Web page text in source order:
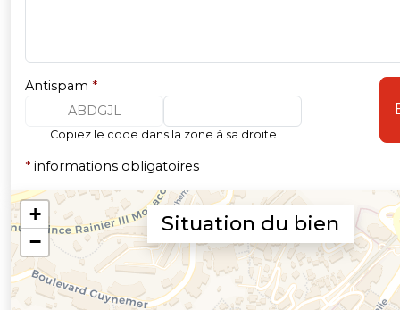
Antispam *
ABDGJL
Copiez le code dans la zone à sa droite
* informations obligatoires
Situation du bien